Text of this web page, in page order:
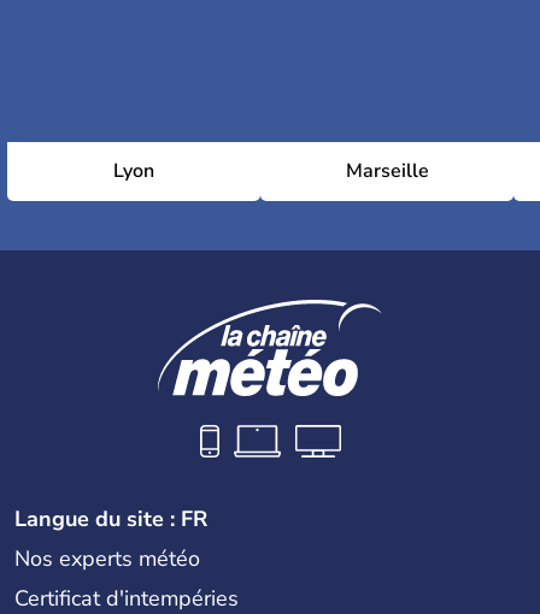
Lyon Marseille
Langue du site : FR
Nos experts météo
Certificat d'intempéries